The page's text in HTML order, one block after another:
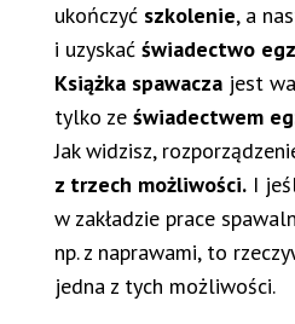
ukończyć szkolenie, a
i uzyskać świadectwo
Książka spawacza jest
tylko ze świadectwem
Jak widzisz,
z trzech możliwości. I
w zakładzie prace
np. z naprawami, to
jedna z tych możliwości.